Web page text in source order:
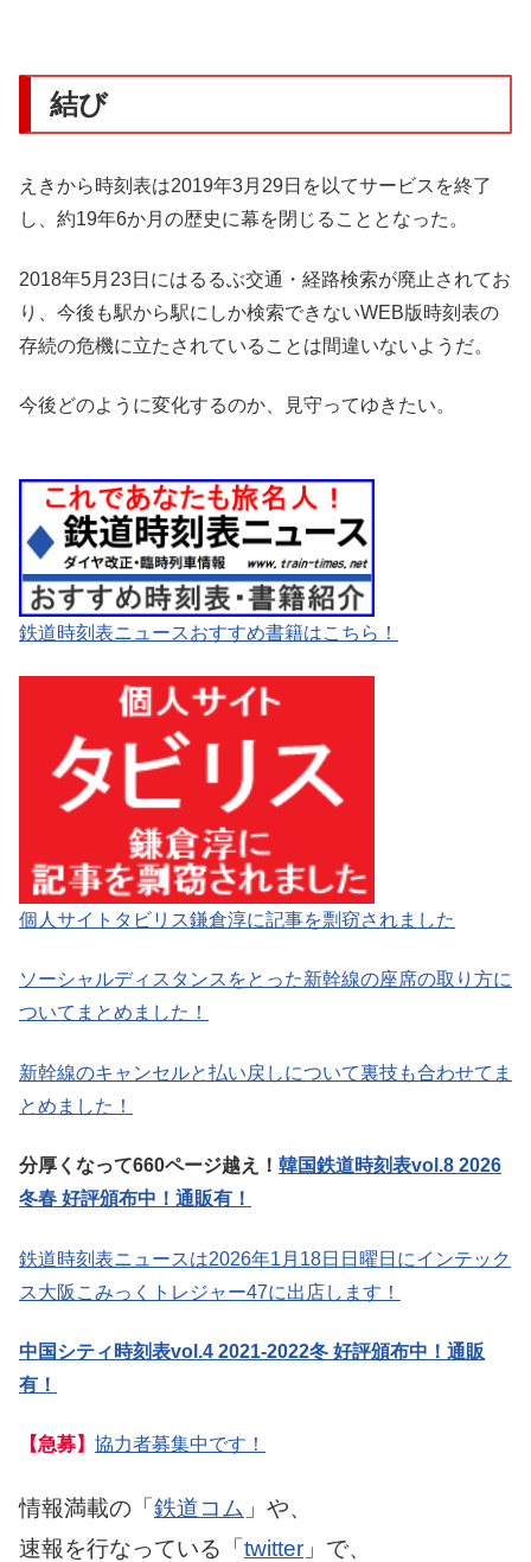
結び
えきから時刻表は2019年3月29日を以てサービスを終了
し、約19年6か月の歴史に幕を閉じることとなった。
2018年5月23日にはるるぶ交通・経路検索が廃止されてお
り、今後も駅から駅にしか検索できないWEB版時刻表の
存続の危機に立たされていることは間違いないようだ。
今後どのように変化するのか、見守ってゆきたい。
鉄道時刻表ニュースおすすめ書籍はこちら！
個人サイトタビリス鎌倉淳に記事を剽窃されました
ソーシャルディスタンスをとった新幹線の座席の取り方に
ついてまとめました！
新幹線のキャンセルと払い戻しについて裏技も合わせてま
とめました！
分厚くなって660ページ越え！ 韓国鉄道時刻表vol.8 2026
冬春 好評頒布中！通販有！
鉄道時刻表ニュースは2026年1月18日日曜日にインテック
ス大阪こみっくトレジャー47に出店します！
中国シティ時刻表vol.4 2021-2022冬 好評頒布中！通販
有！
【急募】 協力者募集中です！
情報満載の「鉄道コム 」や、
速報を行なっている「twitter 」で、